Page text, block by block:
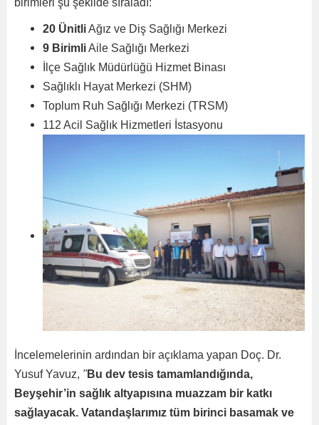
birimleri şu şekilde sıraladı:
20 ÜnitliAğız ve Diş Sağlığı Merkezi
9 BirimliAile Sağlığı Merkezi
İlçe Sağlık Müdürlüğü Hizmet Binası
Sağlıklı Hayat Merkezi (SHM)
Toplum Ruh Sağlığı Merkezi (TRSM)
112 Acil Sağlık Hizmetleri İstasyonu
İncelemelerinin ardından bir açıklama yapan Doç. Dr.
Yusuf Yavuz, "Bu dev tesis tamamlandığında,
Beyşehir’in sağlık altyapısına muazzam bir katkı
sağlayacak. Vatandaşlarımız tüm birinci basamak ve